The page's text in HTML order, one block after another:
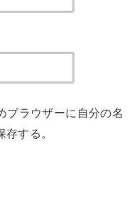
ブラウザーに自分の名
する。